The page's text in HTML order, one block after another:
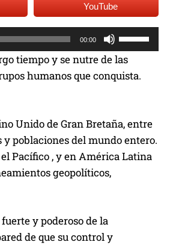
YouTube
00:00
U
t
i
l
a
l
tiempo y se nutre de las
humanos que conquista.
Unido de Gran Bretaña, entre
poblaciones del mundo entero.
Pacífico , y en América Latina
geopolíticos,
y poderoso de la
de que su control y